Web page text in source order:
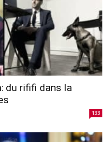
du rififi dans la
133